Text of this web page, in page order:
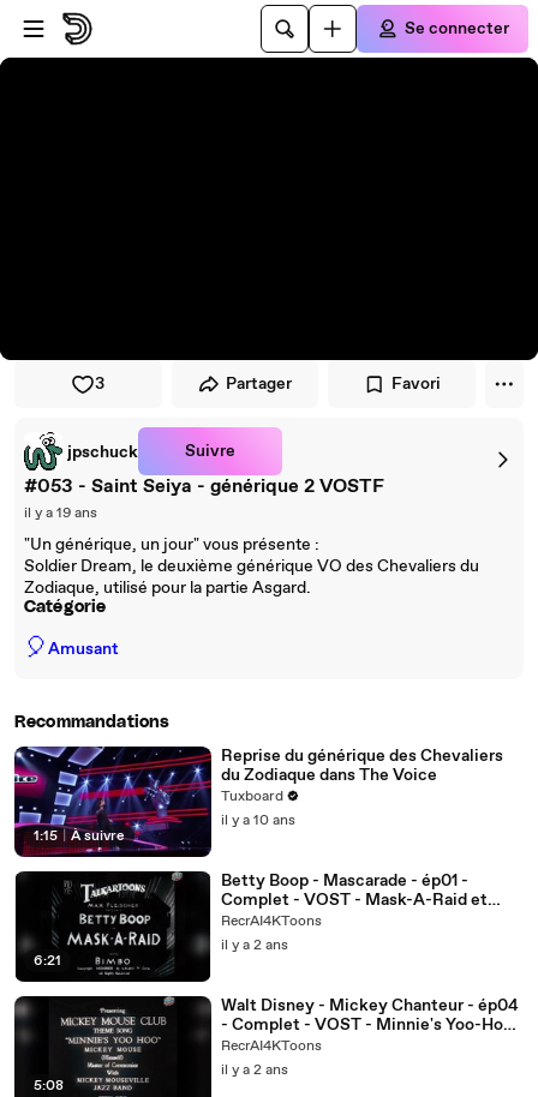
Passer au player
Passer au contenu principal
Se connecter
3 Partager Favori
jpschuck Suivre
#053 - Saint Seiya - générique 2 VOSTF
il y a 19 ans
"Un générique, un jour" vous présente :
Soldier Dream, le deuxième générique VO des Chevaliers du
Zodiaque, utilisé pour la partie Asgard.
Catégorie
🎈Amusant
Recommandations
1:15 À suivre
Reprise du générique des Chevaliers
du Zodiaque dans The Voice
Tuxboard
il y a 10 ans
6:21
Betty Boop - Mascarade - ép01 -
Complet - VOST - Mask-A-Raid et
Betty Boop en 4K par RecrAI4KToons
RecrAI4KToons
il y a 2 ans
5:08
Walt Disney - Mickey Chanteur - ép04
- Complet - VOST - Minnie's Yoo-Hoo
en 4K par RecrAI4KToons
RecrAI4KToons
il y a 2 ans